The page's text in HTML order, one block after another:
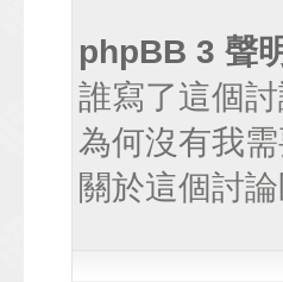
phpBB 3 聲
誰寫了這個
為何沒有我
關於這個討